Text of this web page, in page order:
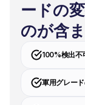
ードの
のが含
100%検出不
軍用グレー